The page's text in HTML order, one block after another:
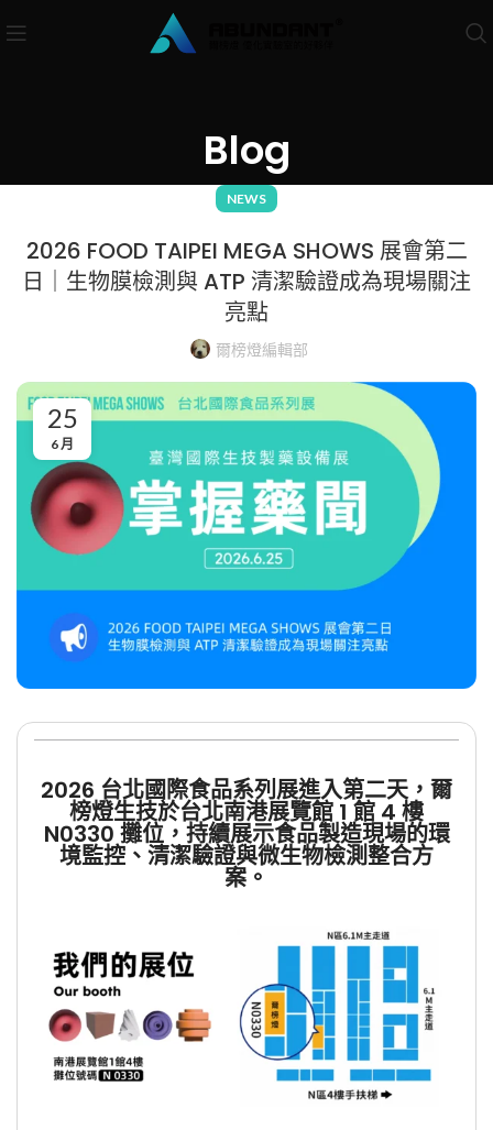
Blog
NEWS
2026 FOOD TAIPEI MEGA SHOWS 展會第二
日｜生物膜檢測與 ATP 清潔驗證成為現場關注
亮點
爾榜燈編輯部
25
6 月
2026 台北國際食品系列展進入第二天，爾
榜燈生技於台北南港展覽館 1 館 4 樓
N0330 攤位，持續展示食品製造現場的環
境監控、清潔驗證與微生物檢測整合方
案。